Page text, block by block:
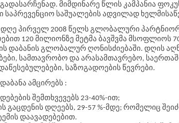
მიმდინარე წლის კამპანია
საპრევენციო საშუალების ადვილად
‬პირველ ‬2008 ‬წელს ‬გლობალური
‬120 ‬მილიონზე ‬მეტმა ‬ბავშვმა ‬მსოფლიოს
დაბანის ‬გლობალურ ‬ღონისძიებაში. დღის
‬სამთავრობო ‬და ‬არასამთავრებო,
‬საზოგადოების წევრები.
ამცირებს :
შემთხვევებს 23-40%-ით;
გაცდენის დღეებს, 29-57 %-მდე; რომელიც
დაავადებებით.